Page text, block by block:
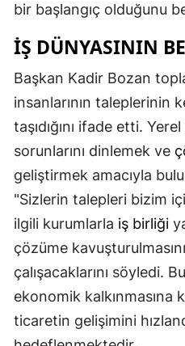
bir başlangıç olduğunu
İŞ DÜNYASININ
Başkan Kadir Bozan
insanlarının taleplerinin
taşıdığını ifade etti.
sorunlarını dinlemek ve
geliştirmek amacıyla
"Sizlerin talepleri bizim
ilgili kurumlarla iş birliği
çözüme
çalışacaklarını söyledi.
ekonomik kalkınmasına
ticaretin gelişimini